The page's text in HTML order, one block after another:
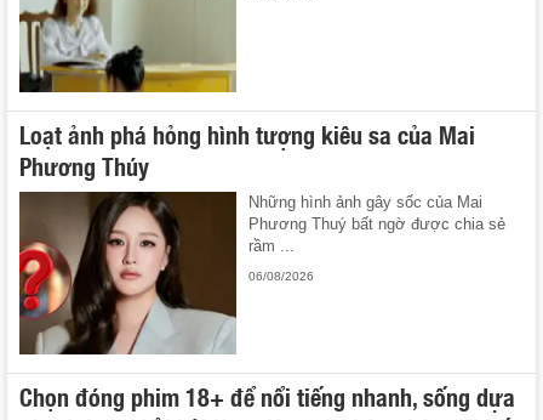
Loạt ảnh phá hỏng hình tượng kiêu sa của Mai
Phương Thúy
Những hình ảnh gây sốc của Mai
Phương Thuý bất ngờ được chia sẻ
rầm ...
06/08/2026
Chọn đóng phim 18+ để nổi tiếng nhanh, sống dựa